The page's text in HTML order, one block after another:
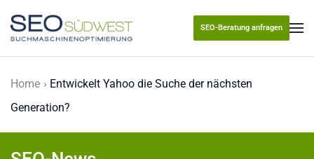
Skip to main content
SEO-Beratung anfragen
Home
Entwickelt Yahoo die Suche der nächsten
Generation?